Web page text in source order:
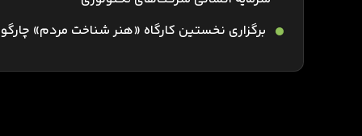
برگزاری نخستین کارگاه «هنر شناخت مردم»